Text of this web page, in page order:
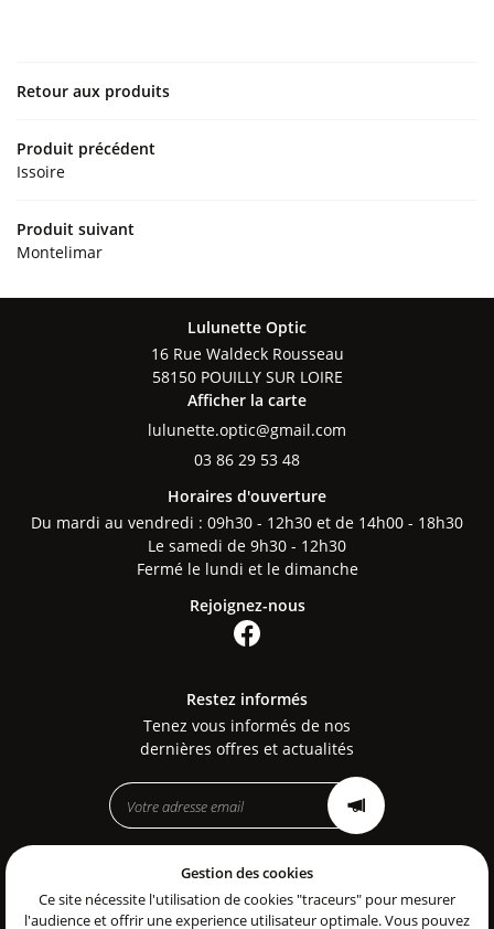
Contact
Retour aux produits
Produit précédent
Issoire
Produit suivant
Montelimar
Lulunette Optic
16 Rue Waldeck Rousseau
58150 POUILLY SUR LOIRE
Afficher la carte
03 86 29 53 48
Horaires d'ouverture
Du mardi au vendredi : 09h30 - 12h30 et de 14h00 - 18h30
Le samedi de 9h30 - 12h30
Fermé le lundi et le dimanche
Rejoignez-nous
Restez informés
Tenez vous informés de nos
dernières offres et actualités
Mentions Légales
Conditions générales d'utilisation
Politique de confidentialité
Gestion des cookies
Ce site nécessite l'utilisation de cookies "traceurs" pour mesurer
l'audience et offrir une experience utilisateur optimale. Vous pouvez